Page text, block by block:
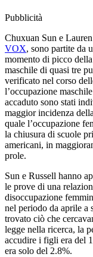
Pubblicità
Chuxuan Sun e
VOX, sono partite da
momento di picco
maschile di quasi tre
verificato nel corso
l’occupazione
accaduto sono stati
maggior incidenza
quale l’occupazione
la chiusura di scuole
americani, in
prole.
Sun e Russell hanno
le prove di una
disoccupazione
nel periodo da aprile a
trovato ciò che
legge nella ricerca, la
accudire i figli era del
era solo del 2.8%.